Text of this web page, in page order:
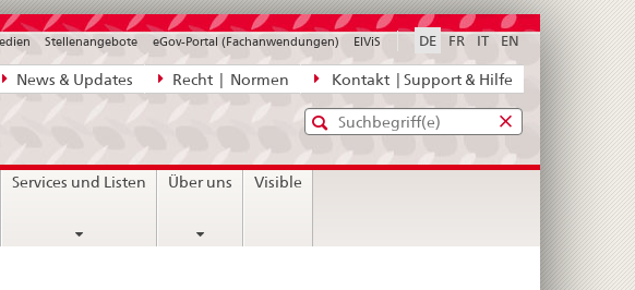
Direktnavigation
News,
News & Updates Recht | Normen Kontakt | Support & Hilfe
DE FR IT EN
Stellenangebote eGov-Portal (Fachanwendungen) ElViS
Standard-
Suche
Eingabefenster
diefür
Services und Listen Über uns Visible